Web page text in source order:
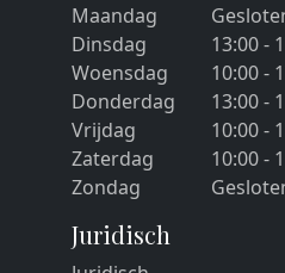
Maandag
Dinsdag
13:00 -
Woensdag
10:00 -
Donderdag
13:00 -
Vrijdag
10:00 -
Zaterdag
10:00 -
Zondag
Juridisch